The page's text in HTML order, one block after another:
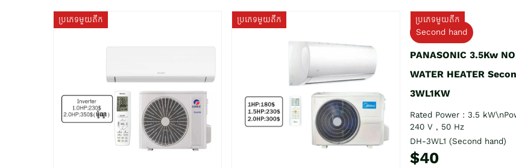
ប្រភេទមួយតឹក ប្រភេទមួយតឹក
ប្រភេទមួយតឹក
Second hand
PANASONIC 3.5Kw
WATER HEATER
3WL1KW
Rated Power : 3.5
240 V , 50 Hz
DH-3WL1 (Second hand)
$40